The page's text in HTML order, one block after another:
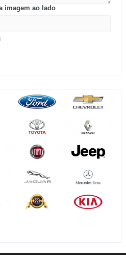
imagem ao lado